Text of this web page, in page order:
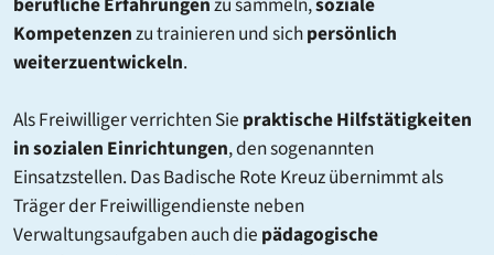
Kompetenzenzu trainieren und sichpersönlich
weiterzuentwickeln.
Als Freiwilliger verrichten Sie praktische Hilfstätigkeiten
in sozialen Einrichtungen, den sogenannten
Einsatzstellen. Das Badische Rote Kreuz übernimmt als
Träger der Freiwilligendienste neben
Verwaltungsaufgaben auch die pädagogische